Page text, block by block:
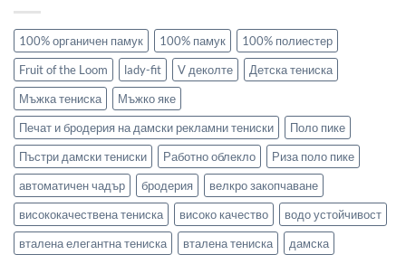
100% органичен памук 100% памук
100% полиестер
Fruit of the Loom
lady-fit V деколте
Детска тениска
Мъжка тениска
Мъжко яке
Печат и бродерия на дамски рекламни тениски
Поло пике
Пъстри дамски тениски
Работно облекло
Риза поло пике
автоматичен чадър
бродерия
велкро закопчаване
висококачествена тениска
високо качество
водо устойчивост
вталена елегантна тениска
вталена тениска
дамска